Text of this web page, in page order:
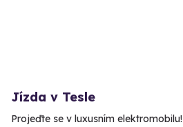
Jízda v Tesle
Projeďte se v luxusním elektromobilu!